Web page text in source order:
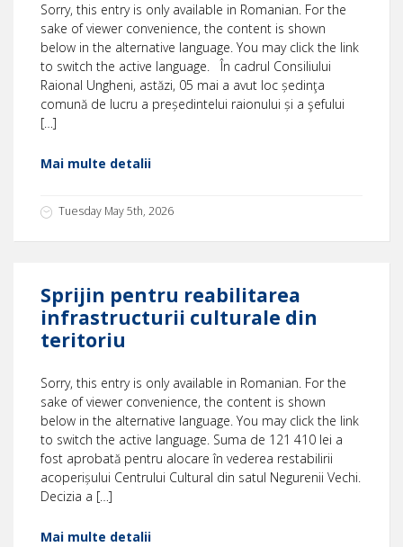
Sorry, this entry is only available in Romanian. For the
sake of viewer convenience, the content is shown
below in the alternative language. You may click the link
to switch the active language. În cadrul Consiliului
Raional Ungheni, astăzi, 05 mai a avut loc ședinţa
comună de lucru a președintelui raionului și a şefului
[…]
Mai multe detalii
Tuesday May 5th, 2026
Sprijin pentru reabilitarea
infrastructurii culturale din
teritoriu
Sorry, this entry is only available in Romanian. For the
sake of viewer convenience, the content is shown
below in the alternative language. You may click the link
to switch the active language. Suma de 121 410 lei a
fost aprobată pentru alocare în vederea restabilirii
acoperișului Centrului Cultural din satul Negurenii Vechi.
Decizia a […]
Mai multe detalii